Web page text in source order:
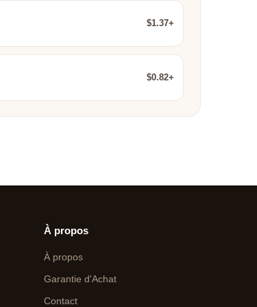
$1.37+
$0.82+
À propos
À propos
Garantie d'Achat
Contact